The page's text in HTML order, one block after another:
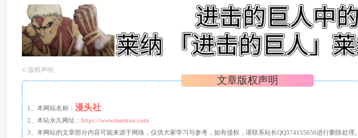
© 版权声明
文章版权声明
1、本网站名称： 漫头社
2、本站永久网址： https://www.mamtou.com/
3、本网站的文章部分内容可能来源于网络，仅供大家学习与参考，如有侵权，请联系站长QQ374155650进行删除处理。